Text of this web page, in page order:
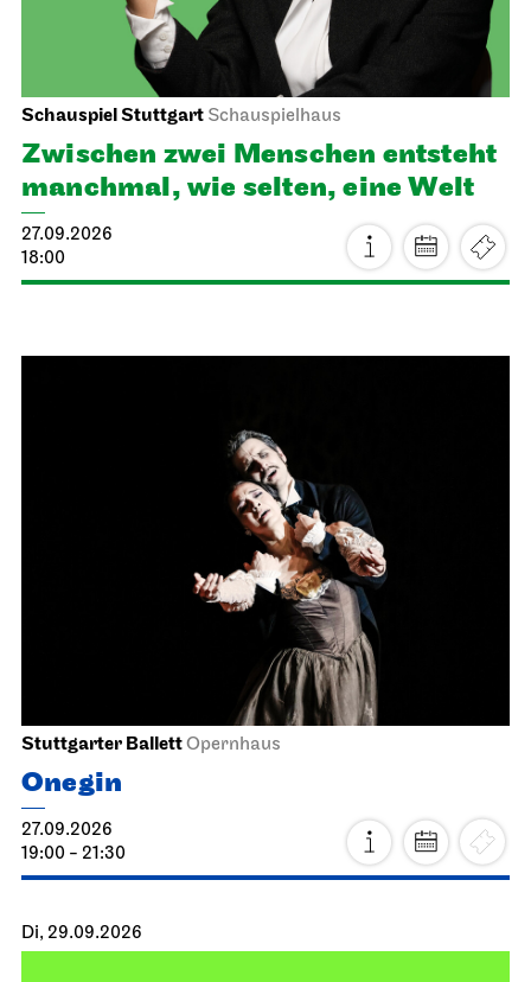
Schauspiel Stuttgart Schauspielhaus
Zwischen zwei Menschen ent­steht
manch­mal, wie selten, eine Welt
27.09.2026
18:00
Stuttgarter BallettOpernhaus
Onegin
27.09.2026
19:00 - 21:30
Di, 29.09.2026